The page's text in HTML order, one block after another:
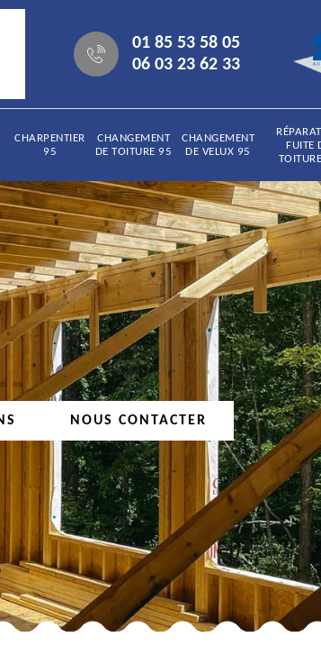
01 85 53 58 05
06 03 23 62 33
CHARPENTIER
95
CHANGEMENT
DE TOITURE 95
CHANGEMENT
DE VELUX 95
FUITE
NOUS CONTACTER